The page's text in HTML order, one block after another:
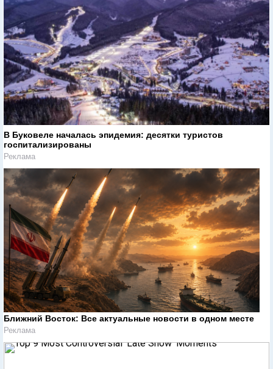
В Буковеле началась эпидемия: десятки туристов
госпитализированы
Реклама
Ближний Восток: Все актуальные новости в одном месте
Реклама